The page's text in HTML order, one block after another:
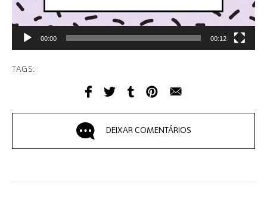
00:00 00:12
TAGS:
DEIXAR COMENTÁRIOS